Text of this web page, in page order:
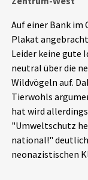
Chronik
Dossiers
Leipziger
Schlaglichter
Phänomene
Auf einer Bank im
Plakat
Leider keine gute
neutral über die
Wildvögeln auf.
Tierwohls
hat wird
"Umweltschutz
national!"
neonazistischen
Ereignisse